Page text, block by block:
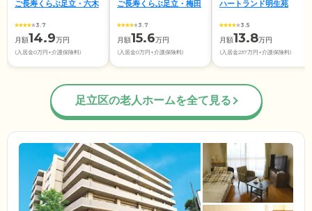
ご長寿くらぶ足立・六木
3.7
月額14.9万円
(入居金0万円+介護保険料)
ご長寿くらぶ足立・梅田
3.7
月額15.6万円
(入居金0万円+介護保険料)
ハートランド明生苑
3.5
月額13.8万円
(入居金237万円+介護保険料)
足立区の老人ホームを全て見る